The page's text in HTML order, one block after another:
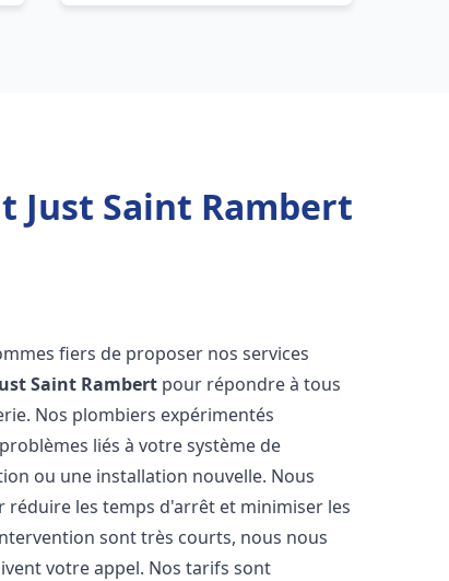
Just Saint Rambert
fiers de proposer nos services
Saint Rambert pour répondre à tous
Nos plombiers expérimentés
liés à votre système de
ou une installation nouvelle. Nous
les temps d'arrêt et minimiser les
sont très courts, nous nous
votre appel. Nos tarifs sont